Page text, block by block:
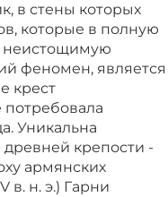
в стены которых
которые в полную
неистощимую
феномен, является
крест
потребовала
Уникальна
древней крепости -
армянских
в. н. э.) Гарни